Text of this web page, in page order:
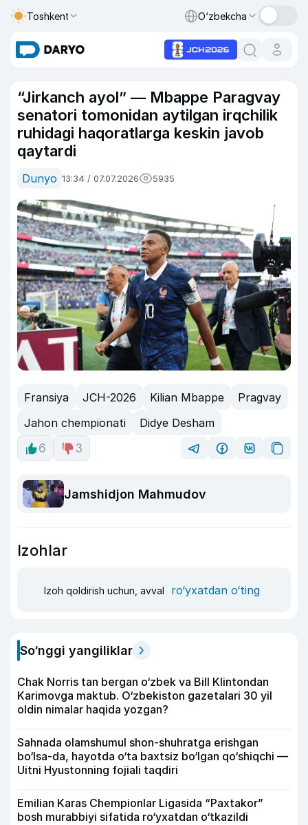
Toshkent O‘zbekcha
“Jirkanch ayol” — Mbappe Paragvay
senatori tomonidan aytilgan irqchilik
ruhidagi haqoratlarga keskin javob
qaytardi
Dunyo 13:34 / 07.07.2026 5935
Fransiya JCH-2026 Kilian Mbappe
Pragvay
Jahon chempionati
Didye Desham
6
3
Jamshidjon Mahmudov
Izohlar
Izoh qoldirish uchun, avval ro‘yxatdan o‘ting
So‘nggi yangiliklar
Chak Norris tan bergan o‘zbek va Bill Klintondan
Karimovga maktub. O‘zbekiston gazetalari 30 yil
oldin nimalar haqida yozgan?
Sahnada olamshumul shon-shuhratga erishgan
bo‘lsa-da, hayotda o‘ta baxtsiz bo‘lgan qo‘shiqchi —
Uitni Hyustonning fojiali taqdiri
Emilian Karas Chempionlar Ligasida “Paxtakor”
bosh murabbiyi sifatida ro‘yxatdan o‘tkazildi